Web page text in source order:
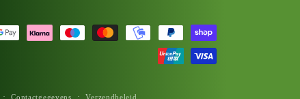
Contactgegevens Verzendbeleid